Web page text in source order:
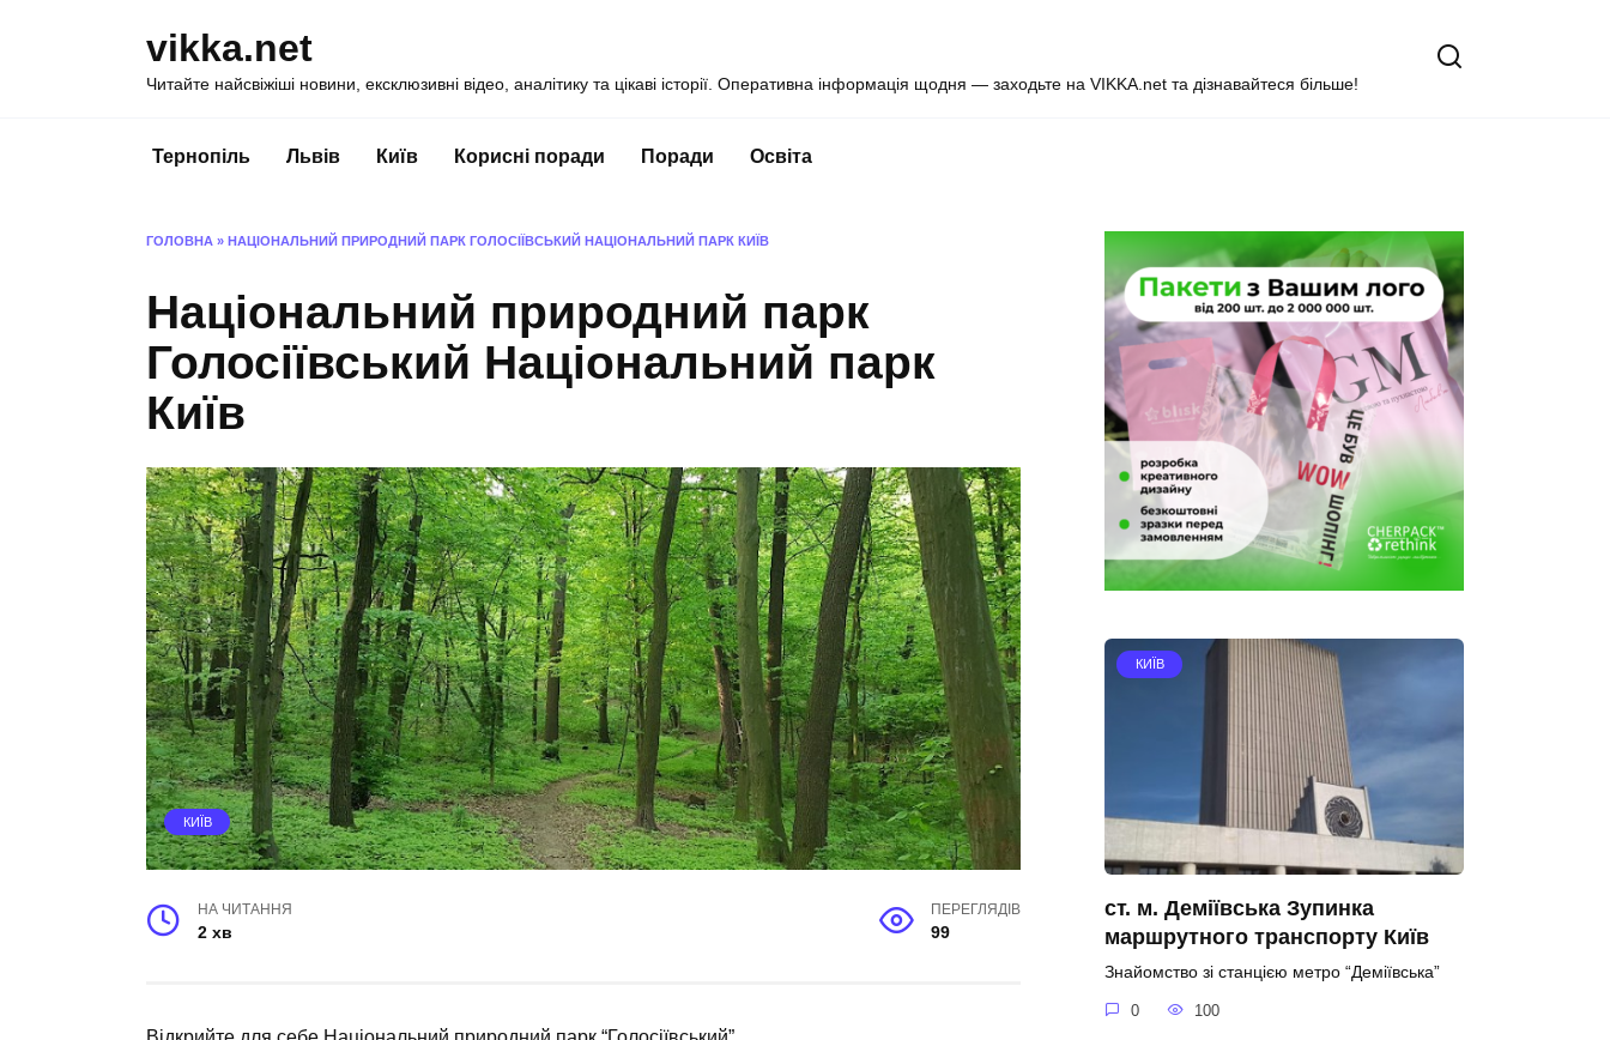
vikka.net
Читайте найсвіжіші новини, ексклюзивні відео, аналітику та цікаві історії. Оперативна інформація щодня — заходьте на VIKKA.net та дізнавайтеся більше!
Тернопіль Львів Київ Корисні поради Поради Освіта
ГОЛОВНА » НАЦІОНАЛЬНИЙ ПРИРОДНИЙ ПАРК ГОЛОСІЇВСЬКИЙ НАЦІОНАЛЬНИЙ ПАРК КИЇВ
Національний природний парк
Голосіївський Національний парк
Київ
КИЇВ
НА ЧИТАННЯ
2 хв
ПЕРЕГЛЯДІВ
99
КИЇВ
ст. м. Деміївська Зупинка
маршрутного транспорту Київ
Знайомство зі станцією метро “Деміївська”
0 100